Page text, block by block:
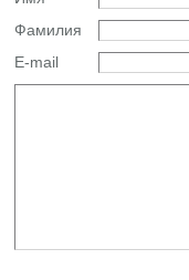
Фамилия
E-mail